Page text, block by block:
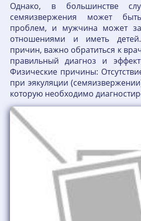
Однако, в большинстве
семяизвержения может
проблем, и мужчина может
отношениями и иметь
причин, важно обратиться к
правильный диагноз и
Физические причины:
при эякуляции
которую необходимо